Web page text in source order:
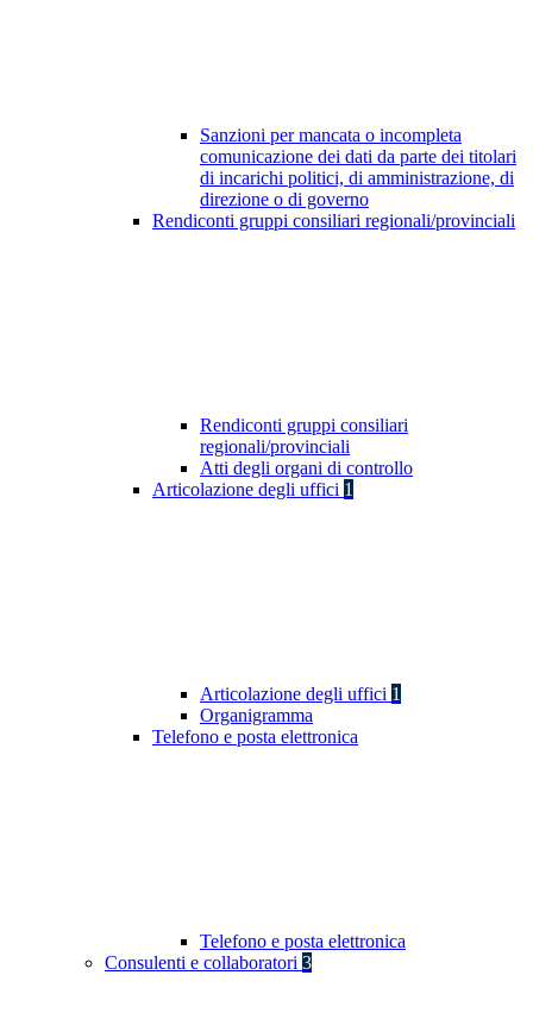
Sanzioni per mancata o incompleta
comunicazione dei dati da parte dei titolari
di incarichi politici, di amministrazione, di
direzione o di governo
Rendiconti gruppi consiliari regionali/provinciali
Rendiconti gruppi consiliari
regionali/provinciali
Atti degli organi di controllo
Articolazione degli uffici 1
Articolazione degli uffici 1
Organigramma
Telefono e posta elettronica
Telefono e posta elettronica
Consulenti e collaboratori 3